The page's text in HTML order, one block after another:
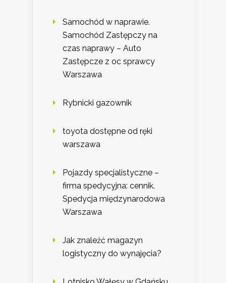
Samochód w naprawie.
Samochód Zastępczy na
czas naprawy – Auto
Zastępcze z oc sprawcy
Warszawa
Rybnicki gazownik
toyota dostępne od ręki
warszawa
Pojazdy specjalistyczne –
firma spedycyjna: cennik.
Spedycja międzynarodowa
Warszawa
Jak znaleźć magazyn
logistyczny do wynajęcia?